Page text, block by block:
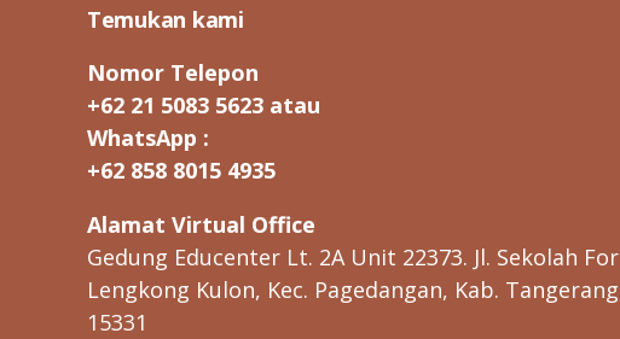
R
T
-
I
D
s
Temukan kami
Nomor Telepon
+62 21 5083 5623 atau
WhatsApp :
+62 858 8015 4935
Alamat Virtual Office
Gedung Educenter Lt. 2A Unit 22373. Jl. Sekolah
Lengkong Kulon, Kec. Pagedangan, Kab.
15331